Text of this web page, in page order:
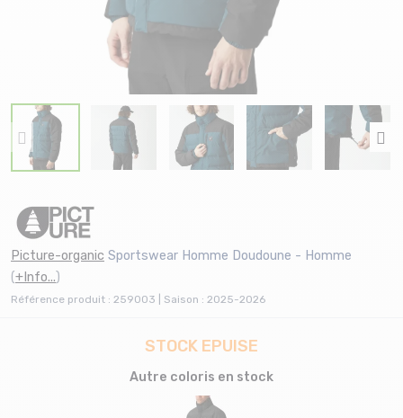
Picture-organic Sportswear Homme Doudoune - Homme
(+Info...)
Référence produit : 259003 | Saison : 2025-2026
STOCK EPUISE
Autre coloris en stock